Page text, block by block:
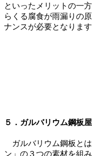
といったメリットの一
らくる腐食が雨漏りの
ナンスが必要となります
５．ガルバリウム鋼板
ガルバリウム鋼板と
ン」の３つの素材を組